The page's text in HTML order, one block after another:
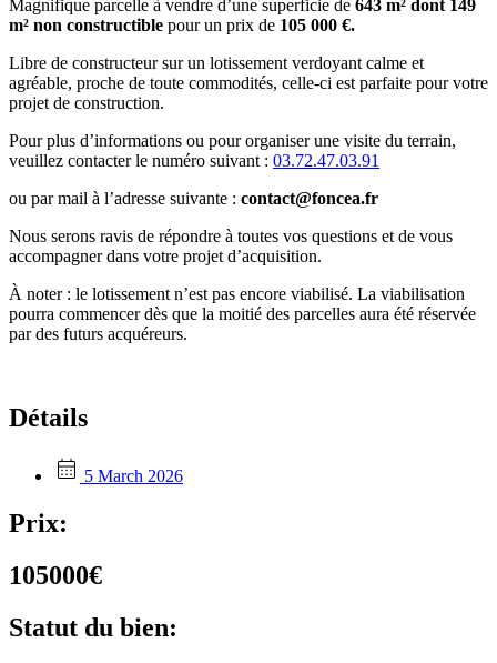
Magnifique parcelle à vendre d’une superficie de 643 m² dont 149
m² non constructible pour un prix de 105 000 €.
Libre de constructeur sur un lotissement verdoyant calme et
agréable, proche de toute commodités, celle-ci est parfaite pour votre
projet de construction.
Pour plus d’informations ou pour organiser une visite du terrain,
veuillez contacter le numéro suivant : 03.72.47.03.91
ou par mail à l’adresse suivante : contact@foncea.fr
Nous serons ravis de répondre à toutes vos questions et de vous
accompagner dans votre projet d’acquisition.
À noter : le lotissement n’est pas encore viabilisé. La viabilisation
pourra commencer dès que la moitié des parcelles aura été réservée
par des futurs acquéreurs.
Détails
5 March 2026
Prix:
105000€
Statut du bien: